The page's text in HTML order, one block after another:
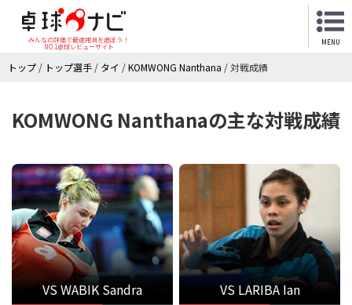
みんなの評価で最適用具を選ぼう！
NO.1卓球レビューサイト
MENU
トップ / トップ選手 / タイ /KOMWONG Nanthana /対戦成績
KOMWONG Nanthanaの主な対戦成績
VS WABIK Sandra
VS LARIBA Ian